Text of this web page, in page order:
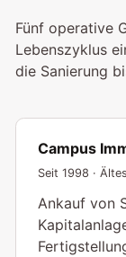
Fünf operative
Lebenszyklus
die Sanierung
Campus
Seit 1998 ·
Ankauf von